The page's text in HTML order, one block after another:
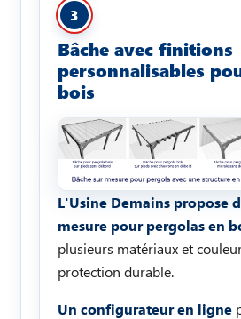
3
Bâche avec finitions
personnalisables
bois
L'Usine Demains propose
mesure pour pergolas en
plusieurs matériaux et
protection durable.
Un configurateur en ligne